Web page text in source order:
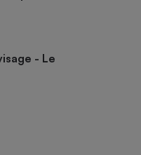
- Le